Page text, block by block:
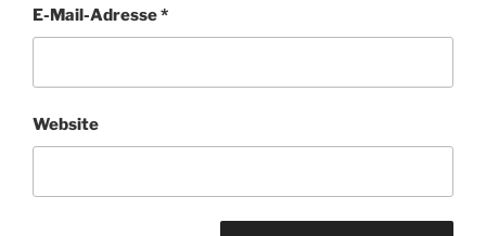
E-Mail-Adresse*
Website